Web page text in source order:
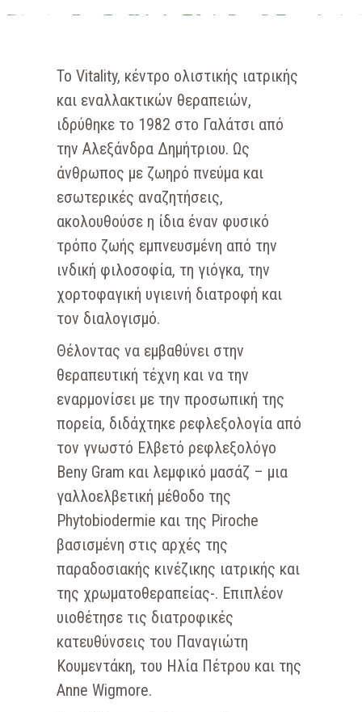
Το Vitality, κέντρο ολιστικής ιατρικής
και εναλλακτικών θεραπειών,
ιδρύθηκε το 1982 στο Γαλάτσι από
την Αλεξάνδρα Δημήτριου. Ως
άνθρωπος με ζωηρό πνεύμα και
εσωτερικές αναζητήσεις,
ακολουθούσε η ίδια έναν φυσικό
τρόπο ζωής εμπνευσμένη από την
ινδική φιλοσοφία, τη γιόγκα, την
χορτοφαγική υγιεινή διατροφή και
τον διαλογισμό.
Θέλοντας να εμβαθύνει στην
θεραπευτική τέχνη και να την
εναρμονίσει με την προσωπική της
πορεία, διδάχτηκε ρεφλεξολογία από
τον γνωστό Ελβετό ρεφλεξολόγο
Βeny Gram και λεμφικό μασάζ – μια
γαλλοελβετική μέθοδο της
Phytobiodermie και της Piroche
βασισμένη στις αρχές της
παραδοσιακής κινέζικης ιατρικής και
της χρωματοθεραπείας-. Επιπλέον
υιοθέτησε τις διατροφικές
κατευθύνσεις του Παναγιώτη
Κουμεντάκη, του Ηλία Πέτρου και της
Anne Wigmore.